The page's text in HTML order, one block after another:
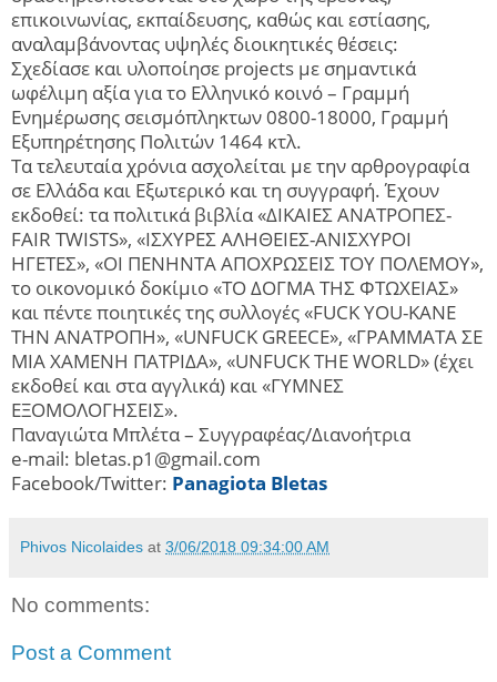
επικοινωνίας, εκπαίδευσης, καθώς και εστίασης,
αναλαμβάνοντας υψηλές διοικητικές θέσεις:
Σχεδίασε και υλοποίησε projects με σημαντικά
ωφέλιμη αξία για το Ελληνικό κοινό – Γραμμή
Ενημέρωσης σεισμόπληκτων 0800-18000, Γραμμή
Εξυπηρέτησης Πολιτών 1464 κτλ.
Τα τελευταία χρόνια ασχολείται με την αρθρογραφία
σε Ελλάδα και Εξωτερικό και τη συγγραφή. Έχουν
εκδοθεί: τα πολιτικά βιβλία «ΔΙΚΑΙΕΣ ΑΝΑΤΡΟΠΕΣ-
FAIR TWISTS», «ΙΣΧΥΡΕΣ ΑΛΗΘΕΙΕΣ-ΑΝΙΣΧΥΡΟΙ
ΗΓΕΤΕΣ», «ΟΙ ΠΕΝΗΝΤΑ ΑΠΟΧΡΩΣΕΙΣ ΤΟΥ ΠΟΛΕΜΟΥ»,
το οικονομικό δοκίμιο «ΤΟ ΔΟΓΜΑ ΤΗΣ ΦΤΩΧΕΙΑΣ»
και πέντε ποιητικές της συλλογές «FUCK YOU-ΚΑΝΕ
ΤΗΝ ΑΝΑΤΡΟΠΗ», «UNFUCK GREECE», «ΓΡΑΜΜΑΤΑ ΣΕ
ΜΙΑ ΧΑΜΕΝΗ ΠΑΤΡΙΔΑ», «UNFUCK THE WORLD» (έχει
εκδοθεί και στα αγγλικά) και «ΓΥΜΝΕΣ
ΕΞΟΜΟΛΟΓΗΣΕΙΣ».
Παναγιώτα Μπλέτα – Συγγραφέας/Διανοήτρια
e-mail: bletas.p1@gmail.com
Facebook/Twitter: Panagiota Bletas
Phivos Nicolaides at 3/06/2018 09:34:00 AM
No comments:
Post a Comment